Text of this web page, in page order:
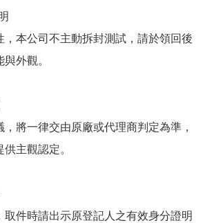
，本公司不主動拆封測試，請於領回後
外觀。
將一律交由原廠或代理商判定為準，
主觀認定。
取件時請出示原登記人之有效身分證明